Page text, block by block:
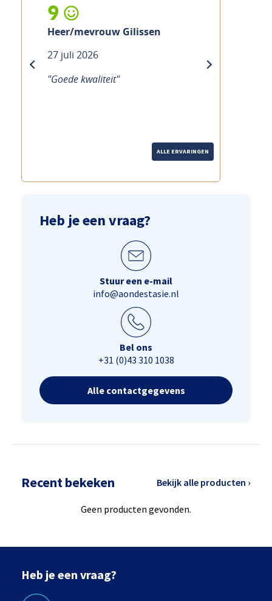
9
Heer/mevrouw Gilissen
27 juli 2026
"Goede kwaliteit"
next
ALLE ERVARINGEN
Heb je een vraag?
Stuur een e-mail
info@aondestasie.nl
Bel ons
+31 (0)43 310 1038
Alle contactgegevens
Recent bekeken Bekijk alle producten ›
Geen producten gevonden.
Heb je een vraag?